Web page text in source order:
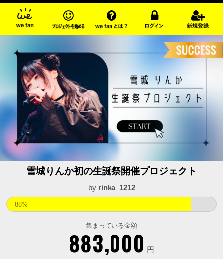
雪城りんか初の生誕祭開催プロジェクト
by rinka_1212
集まっている金額
883,000 円
88%